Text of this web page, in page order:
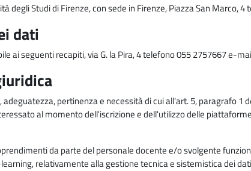
degli Studi di Firenze, con sede in Firenze, Piazza San Marco,
dati
ai seguenti recapiti, via G. la Pira, 4 telefono 055 2757667 e-
pertinenza e necessità di cui all'art. 5, paragrafo 1
al momento dell'iscrizione e dell'utilizzo delle
da parte del personale docente e/o svolgente
relativamente alla gestione tecnica e sistemistica dei